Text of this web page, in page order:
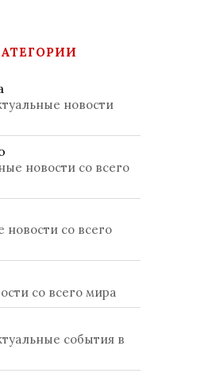
новости
новости со всего
со всего
со всего мира
события в